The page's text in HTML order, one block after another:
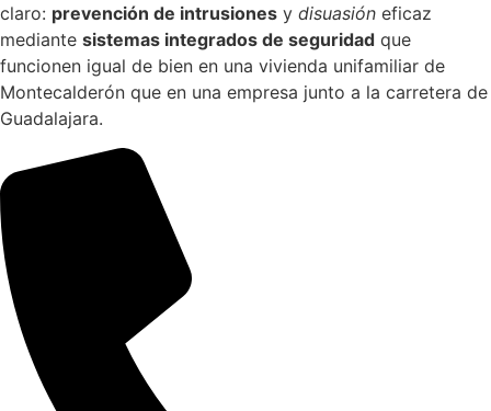
claro: prevención de intrusiones y disuasión eficaz
mediante sistemas integrados de seguridad que
funcionen igual de bien en una vivienda unifamiliar de
Montecalderón que en una empresa junto a la carretera de
Guadalajara.